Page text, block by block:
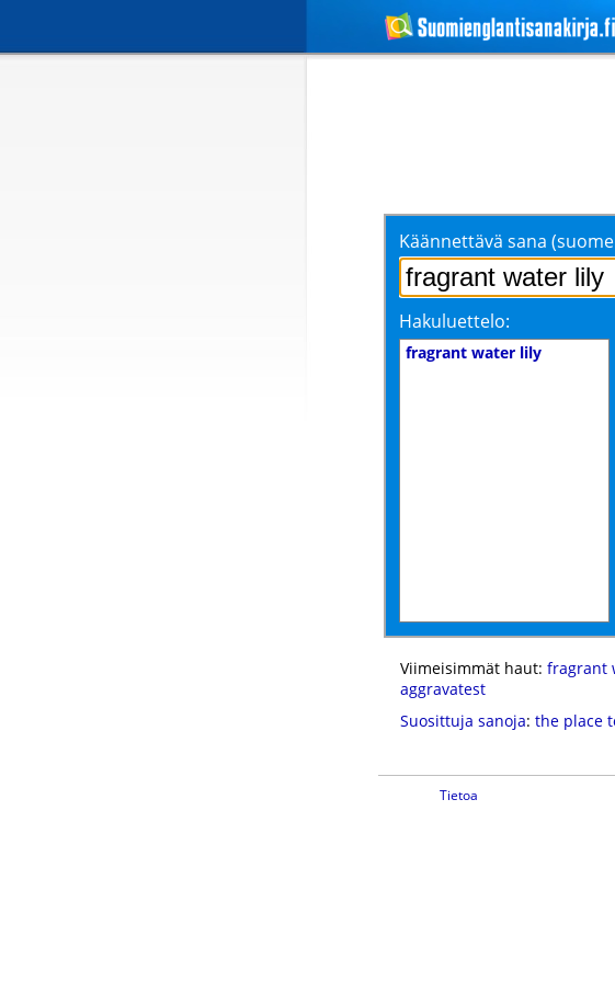
Käännettävä sana
Hakuluettelo:
fragrant water lily
Viimeisimmät haut: fragrant
aggravatest
Suosittuja sanoja: the place
Tietoa